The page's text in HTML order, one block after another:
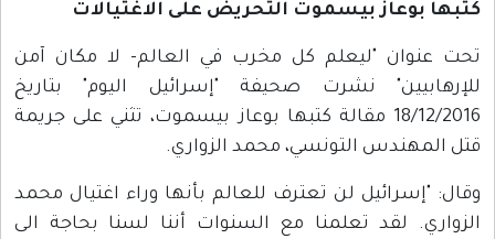
كتبها بوعاز بيسموت التحريض على الاغتيالات
تحت عنوان "ليعلم كل مخرب في العالم- لا مكان آمن
للإرهابيين" نشرت صحيفة "إسرائيل اليوم" بتاريخ
18/12/2016 مقالة كتبها بوعاز بيسموت، تثني على جريمة
قتل المهندس التونسي، محمد الزواري.
وقال: "إسرائيل لن تعترف للعالم بأنها وراء اغتيال محمد
الزواري. لقد تعلمنا مع السنوات أننا لسنا بحاجة الى